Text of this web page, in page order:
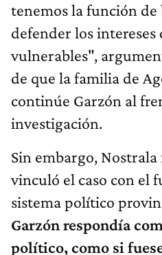
tenemos la función de
defender los intereses
vulnerables",
de que la familia de
continúe Garzón al
investigación.
Sin embargo, Nostrala
vinculó el caso con el
sistema político
Garzón respondía
político, como si